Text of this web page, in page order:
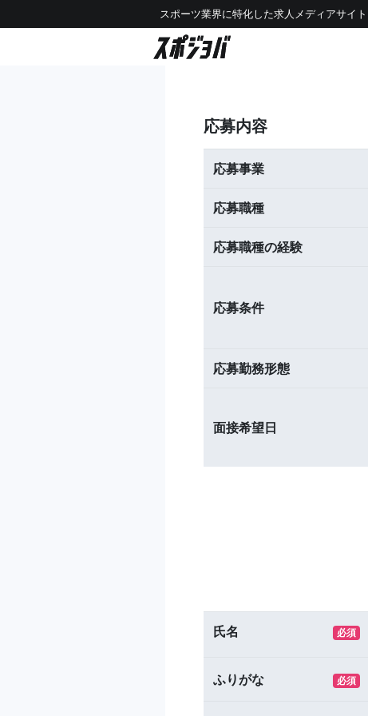
スポーツ業界に特化した求人メディアサイト
応募内容
応募事業
応募職種
応募職種の経験
応募条件
応募勤務形態
面接希望日
氏名 必須
ふりがな 必須